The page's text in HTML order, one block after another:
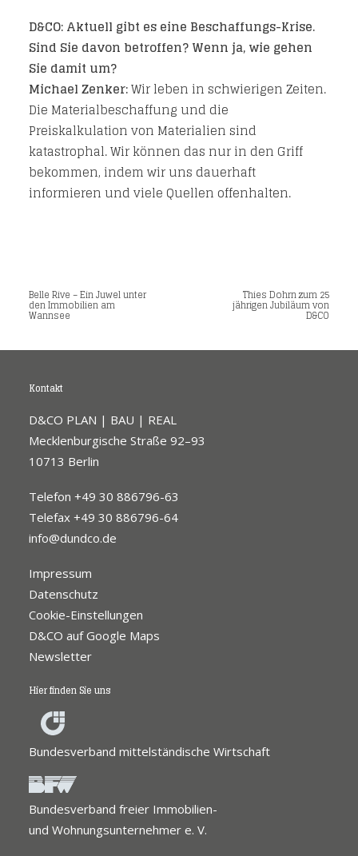
D&CO: Aktuell gibt es eine Beschaffungs-Krise.
Sind Sie davon betroffen? Wenn ja, wie gehen
Sie damit um?
Michael Zenker:Wir leben in schwierigen Zeiten.
Die Materialbeschaffung und die
Preiskalkulation von Materialien sind
katastrophal. Wir können das nur in den Griff
bekommen, indem wir uns dauerhaft
informieren und viele Quellen offenhalten.
Belle Rive – Ein Juwel unter
den Immobilien am
Wannsee
Thies Dohrn zum 25
jährigen Jubiläum von
D&CO
Kontakt
D&CO PLAN | BAU | REAL
Mecklenburgische Straße 92–93
10713 Berlin
Telefon +49 30 886796-63
Telefax +49 30 886796-64
info@dundco.de
Impressum
Datenschutz
Cookie-Einstellungen
D&CO auf Google Maps
Newsletter
Hier finden Sie uns
Bundesverband mittelständische Wirtschaft
Bundesverband freier Immobilien-
und Wohnungsunternehmer e. V.